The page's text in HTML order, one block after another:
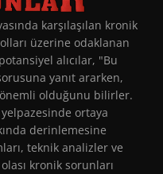
karşılaşılan kronik
üzerine odaklanan
alıcılar, "Bu
yanıt ararken,
olduğunu bilirler.
ortaya
derinlemesine
teknik analizler ve
kronik sorunları